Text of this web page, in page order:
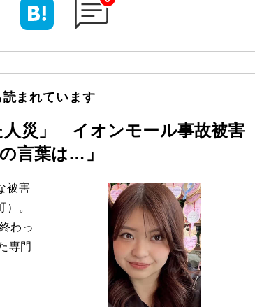
まれています
人災」 イオンモール事故被害
言葉は…」
被害
。
わっ
専門